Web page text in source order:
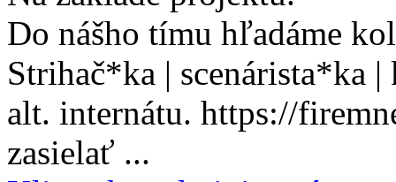
Do nášho tímu hľadáme
Strihač*ka | scenárista*ka
alt. internátu. https://
zasielať ...